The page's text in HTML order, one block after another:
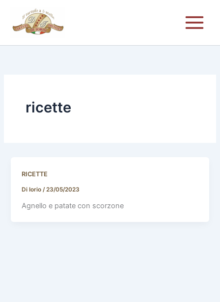
contenuto
ricette
RICETTE
Di Iorio /23/05/2023
Agnello e patate con scorzone